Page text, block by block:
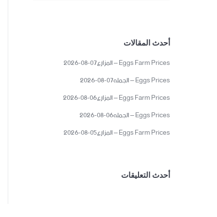
أحدث المقالات
Eggs Farm Prices – المزارع07-08-2026
Eggs Prices – الجمله07-08-2026
Eggs Farm Prices – المزارع06-08-2026
Eggs Prices – الجمله06-08-2026
Eggs Farm Prices – المزارع05-08-2026
أحدث التعليقات